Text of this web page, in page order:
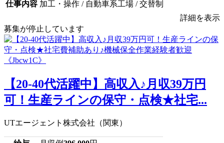
仕事内容 加工・操作 / 自動車系工場 / 交替制
詳細を表示
募集が停止しています
【20-40代活躍中】高収入♪月収39万円
可！生産ラインの保守・点検★社宅...
UTエージェント株式会社（関東）